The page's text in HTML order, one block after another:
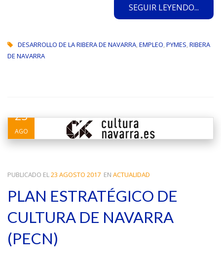
SEGUIR LEYENDO...
DESARROLLO DE LA RIBERA DE NAVARRA,EMPLEO,PYMES,RIBERA
DE NAVARRA
23
AGO
PUBLICADO EL23 AGOSTO 2017 EN ACTUALIDAD
PLAN ESTRATÉGICO DE
CULTURA DE NAVARRA
(PECN)